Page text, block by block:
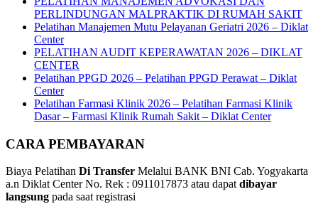
PERLINDUNGAN MALPRAKTIK DI RUMAH SAKIT
Pelatihan Manajemen Mutu Pelayanan Geriatri 2026 – Diklat
Center
PELATIHAN AUDIT KEPERAWATAN 2026 – DIKLAT
CENTER
Pelatihan PPGD 2026 – Pelatihan PPGD Perawat – Diklat
Center
Pelatihan Farmasi Klinik 2026 – Pelatihan Farmasi Klinik
Dasar – Farmasi Klinik Rumah Sakit – Diklat Center
CARA PEMBAYARAN
Biaya Pelatihan Di Transfer Melalui BANK BNI Cab. Yogyakarta
a.n Diklat Center No. Rek : 0911017873 atau dapatdibayar
langsung pada saat registrasi